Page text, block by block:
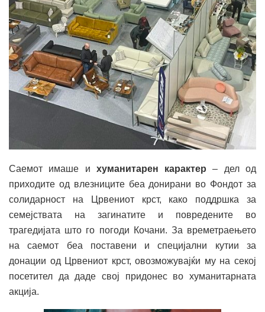
Саемот имаше и хуманитарен карактер – дел од
приходите од влезниците беа донирани во Фондот за
солидарност на Црвениот крст, како поддршка за
семејствата на загинатите и повредените во
трагедијата што го погоди Кочани. За времетраењето
на саемот беа поставени и специјални кутии за
донации од Црвениот крст, овозможувајќи му на секој
посетител да даде свој придонес во хуманитарната
акција.